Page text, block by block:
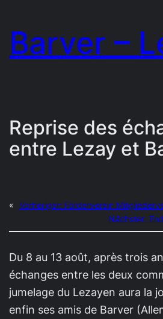
Inhalt
springen
Barver –
Reprise des
entre Lezay et
« Vorheriger: Förderverein
Nächster:
Du 8 au 13 août, après trois
échanges entre les deux
jumelage du Lezayen aura la
enfin ses amis de Barver